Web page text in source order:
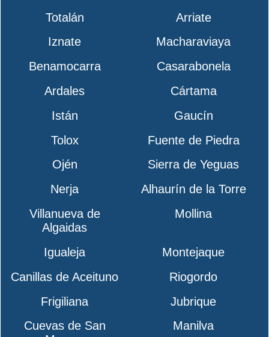
Totalán
Arriate
Iznate
Macharaviaya
Benamocarra
Casarabonela
Ardales
Cártama
Istán
Gaucín
Tolox
Fuente de Piedra
Ojén
Sierra de Yeguas
Nerja
Alhaurín de la Torre
Villanueva de
Algaidas
Mollina
Igualeja
Montejaque
Canillas de Aceituno
Riogordo
Frigiliana
Jubrique
Cuevas de San
Manilva